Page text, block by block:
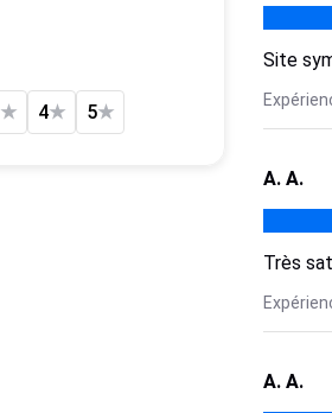
★ 4★ 5★
Site
A. A.
Très
A. A.